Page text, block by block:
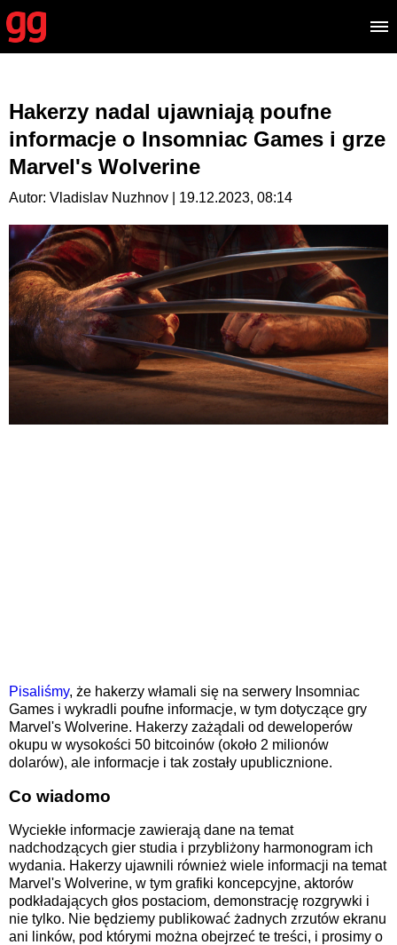
Hakerzy nadal ujawniają poufne
informacje o Insomniac Games i grze
Marvel's Wolverine
Autor: Vladislav Nuzhnov | 19.12.2023, 08:14
Pisaliśmy, że hakerzy włamali się na serwery Insomniac
Games i wykradli poufne informacje, w tym dotyczące gry
Marvel's Wolverine. Hakerzy zażądali od deweloperów
okupu w wysokości 50 bitcoinów (około 2 milionów
dolarów), ale informacje i tak zostały upublicznione.
Co wiadomo
Wyciekłe informacje zawierają dane na temat
nadchodzących gier studia i przybliżony harmonogram ich
wydania. Hakerzy ujawnili również wiele informacji na temat
Marvel's Wolverine, w tym grafiki koncepcyjne, aktorów
podkładających głos postaciom, demonstrację rozgrywki i
nie tylko. Nie będziemy publikować żadnych zrzutów ekranu
ani linków, pod którymi można obejrzeć te treści, i prosimy o